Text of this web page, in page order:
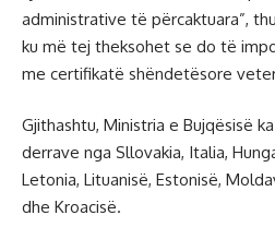
administrative të përcaktuara”,
ku më tej theksohet se do të
me certifikatë shëndetësore
Gjithashtu, Ministria e Bujqësisë
derrave nga Sllovakia, Italia,
Letonia, Lituanisë, Estonisë,
dhe Kroacisë.